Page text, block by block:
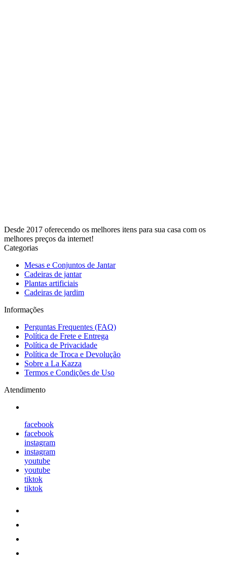
Desde 2017 oferecendo os melhores itens para sua casa com os
melhores preços da internet!
Categorias
Mesas e Conjuntos de Jantar
Cadeiras de jantar
Plantas artificiais
Cadeiras de jardim
Informações
Perguntas Frequentes (FAQ)
Política de Frete e Entrega
Política de Privacidade
Política de Troca e Devolução
Sobre a La Kazza
Termos e Condições de Uso
Atendimento
facebook
facebook
instagram
instagram
youtube
youtube
tiktok
tiktok